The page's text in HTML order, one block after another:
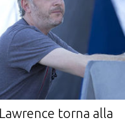
torna alla